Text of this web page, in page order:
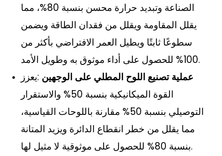
الصناعة وتبديد حرارة محسن بنسبة 80%، مما
يقلل المقاومة ويقلل من فقدان الطاقة ويضمن
سطوعًا ثابتًا ويطيل العمر الافتراضي بأكثر من
100% للحصول على أداء موثوق به وطويل الأمد.
عملية تصنيع اللوح المطلي على الوجهين :يعزز
القوة الميكانيكية بنسبة 50% والاستقرار
التوصيلي بنسبة 50% مقارنة باللوحات القياسية،
مما يقلل من خطر انقطاع الدائرة ويزيد المتانة
بنسبة 80% للحصول على موثوقية لا مثيل لها.